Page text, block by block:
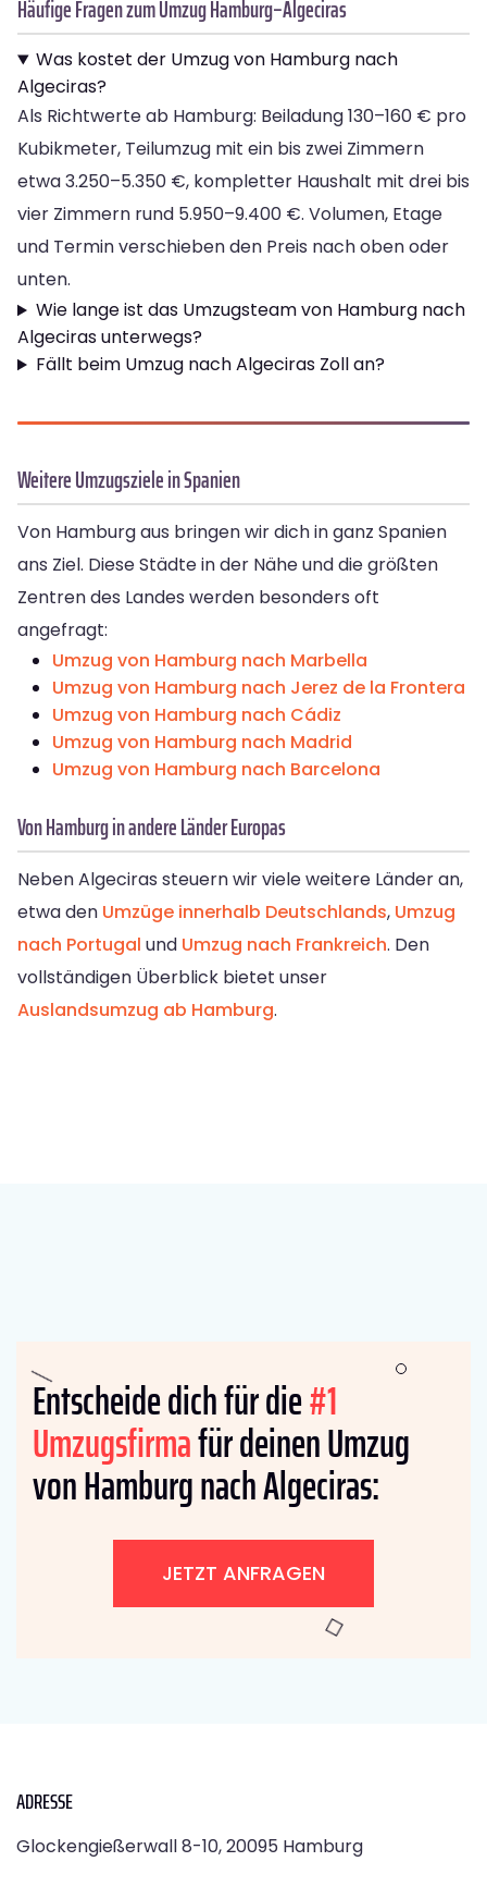
Häufige Fragen zum Umzug Hamburg–Algeciras
Was kostet der Umzug von Hamburg nach
Algeciras?
Als Richtwerte ab Hamburg: Beiladung 130–160 € pro
Kubikmeter, Teilumzug mit ein bis zwei Zimmern
etwa 3.250–5.350 €, kompletter Haushalt mit drei bis
vier Zimmern rund 5.950–9.400 €. Volumen, Etage
und Termin verschieben den Preis nach oben oder
unten.
Wie lange ist das Umzugsteam von Hamburg nach
Algeciras unterwegs?
Fällt beim Umzug nach Algeciras Zoll an?
Weitere Umzugsziele in Spanien
Von Hamburg aus bringen wir dich in ganz Spanien
ans Ziel. Diese Städte in der Nähe und die größten
Zentren des Landes werden besonders oft
angefragt:
Umzug von Hamburg nach Marbella
Umzug von Hamburg nach Jerez de la Frontera
Umzug von Hamburg nach Cádiz
Umzug von Hamburg nach Madrid
Umzug von Hamburg nach Barcelona
Von Hamburg in andere Länder Europas
Neben Algeciras steuern wir viele weitere Länder an,
etwa den Umzüge innerhalb Deutschlands, Umzug
nach Portugal und Umzug nach Frankreich. Den
vollständigen Überblick bietet unser
Auslandsumzug ab Hamburg.
Entscheide dich für die#1
Umzugsfirmafür deinen Umzug
von Hamburg nach Algeciras:
JETZT ANFRAGEN
ADRESSE
Glockengießerwall 8-10, 20095 Hamburg